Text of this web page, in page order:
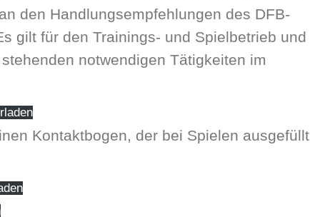
den Handlungsempfehlungen des DFB-
gilt für den Trainings- und Spielbetrieb und
notwendigen Tätigkeiten im
Kontaktbogen, der bei Spielen ausgefüllt